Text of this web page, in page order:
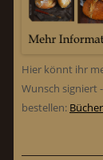
Hier könnt ihr
Wunsch signiert
bestellen: